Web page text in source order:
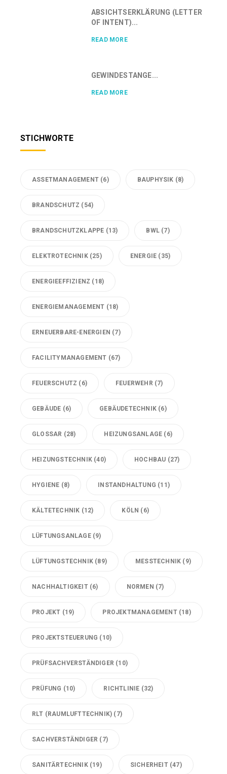
ABSICHTSERKLÄRUNG (LETTER
OF INTENT)...
READ MORE
GEWINDESTANGE...
READ MORE
STICHWORTE
ASSETMANAGEMENT (6) BAUPHYSIK (8)
BRANDSCHUTZ (54)
BRANDSCHUTZKLAPPE (13) BWL (7)
ELEKTROTECHNIK(25) ENERGIE (35)
ENERGIEEFFIZIENZ (18)
ENERGIEMANAGEMENT (18)
ERNEUERBARE-ENERGIEN (7)
FACILITYMANAGEMENT (67)
FEUERSCHUTZ (6) FEUERWEHR (7)
GEBÄUDE (6) GEBÄUDETECHNIK (6)
GLOSSAR (28) HEIZUNGSANLAGE (6)
HEIZUNGSTECHNIK (40) HOCHBAU (27)
HYGIENE (8) INSTANDHALTUNG (11)
KÄLTETECHNIK (12) KÖLN (6)
LÜFTUNGSANLAGE(9)
LÜFTUNGSTECHNIK (89) MESSTECHNIK (9)
NACHHALTIGKEIT(6) NORMEN (7)
PROJEKT (19) PROJEKTMANAGEMENT(18)
PROJEKTSTEUERUNG (10)
PRÜFSACHVERSTÄNDIGER (10)
PRÜFUNG (10) RICHTLINIE (32)
RLT (RAUMLUFTTECHNIK) (7)
SACHVERSTÄNDIGER (7)
SANITÄRTECHNIK(19) SICHERHEIT(47)